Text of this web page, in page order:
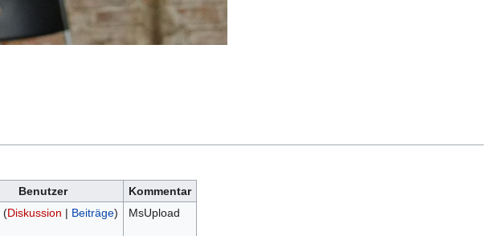
Benutzer
Kommentar
(Diskussion | Beiträge) MsUpload